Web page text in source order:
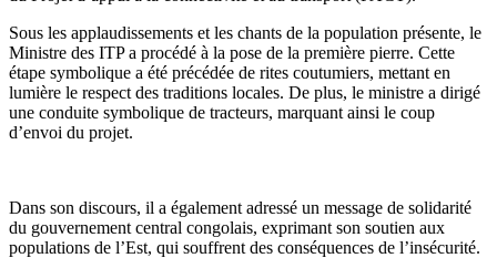
Sous les applaudissements et les chants de la population présente, le
Ministre des ITP a procédé à la pose de la première pierre. Cette
étape symbolique a été précédée de rites coutumiers, mettant en
lumière le respect des traditions locales. De plus, le ministre a dirigé
une conduite symbolique de tracteurs, marquant ainsi le coup
d’envoi du projet.
Dans son discours, il a également adressé un message de solidarité
du gouvernement central congolais, exprimant son soutien aux
populations de l’Est, qui souffrent des conséquences de l’insécurité.